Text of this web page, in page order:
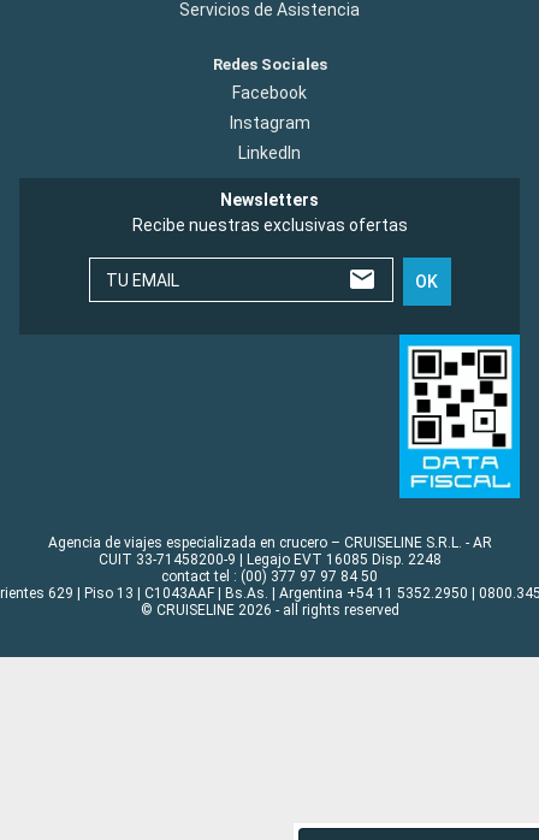
Servicios de Asistencia
Redes Sociales
Facebook
Instagram
LinkedIn
Newsletters
Recibe nuestras exclusivas ofertas
TU EMAIL OK
Agencia de viajes especializada en crucero – CRUISELINE S.R.L. - AR
CUIT 33-71458200-9 | Legajo EVT 16085 Disp. 2248
contact tel : (00) 377 97 97 84 50
629 | Piso 13 | C1043AAF | Bs.As. | Argentina +54 11 5352.2950 |
© CRUISELINE 2026 - all rights reserved